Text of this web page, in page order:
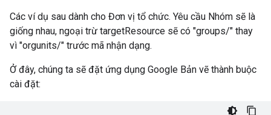
Các ví dụ sau dành cho Đơn vị tổ chức. Yêu cầu Nhóm sẽ là
giống nhau, ngoại trừ targetResource sẽ có "groups/" thay
vì "orgunits/" trước mã nhận dạng.
Ở đây, chúng ta sẽ đặt ứng dụng Google Bản vẽ thành buộc
cài đặt: